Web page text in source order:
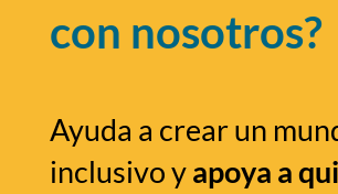
con nosotros?
Ayuda a crear un
inclusivo yapoya a